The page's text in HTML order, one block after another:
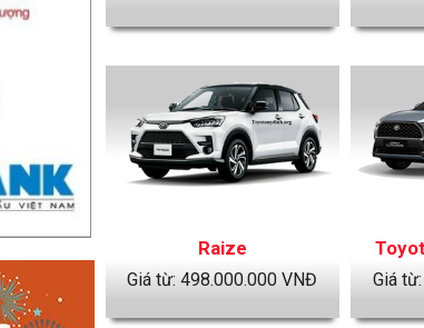
Raize
Giá từ:498.000.000 VNĐ Giá từ: